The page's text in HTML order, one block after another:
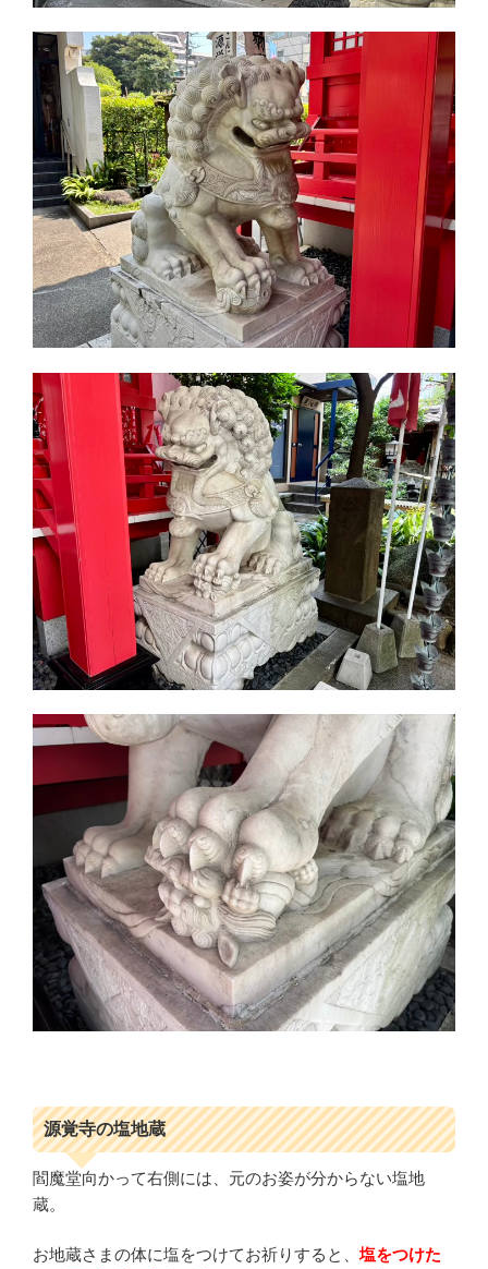
源覚寺の塩地蔵
閻魔堂向かって右側には、元のお姿が分からない塩地
蔵。
お地蔵さまの体に塩をつけてお祈りすると、塩をつけた